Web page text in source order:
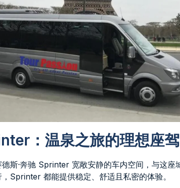
：温泉之旅的理想座驾
斯·奔驰 Sprinter 宽敞安静的车内空间，与这座
Sprinter 都能提供稳定、舒适且私密的体验。